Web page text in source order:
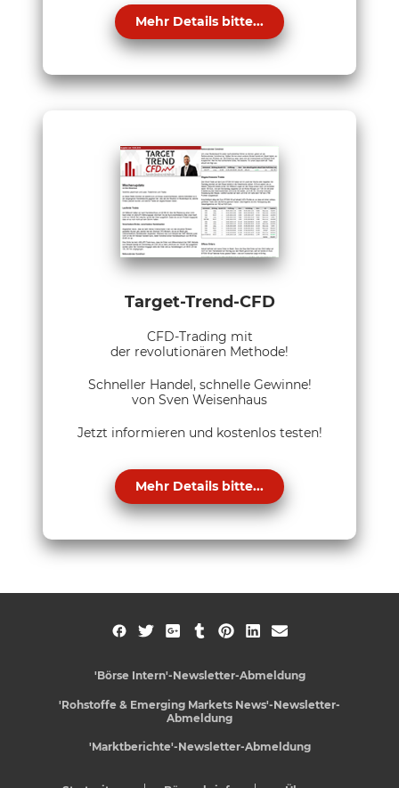
Mehr Details bitte...
Target-Trend-CFD
CFD-Trading mit
der revolutionären Methode!
Schneller Handel, schnelle Gewinne!
von Sven Weisenhaus
Jetzt informieren und kostenlos testen!
Mehr Details bitte...
'Börse Intern'-Newsletter-Abmeldung
'Rohstoffe & Emerging Markets News'-Newsletter-
Abmeldung
'Marktberichte'-Newsletter-Abmeldung